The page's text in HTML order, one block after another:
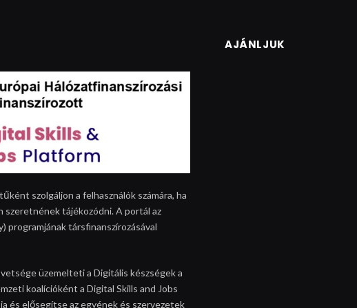
szolgáljon a felhasználók számára, ha
tájékozódni. A portál az
programjának társfinanszírozásával
üzemelteti a Digitális készségek a
koalícióként a Digital Skills and Jobs
és elősegítse az egyének és szervezetek
AJÁNLJUK